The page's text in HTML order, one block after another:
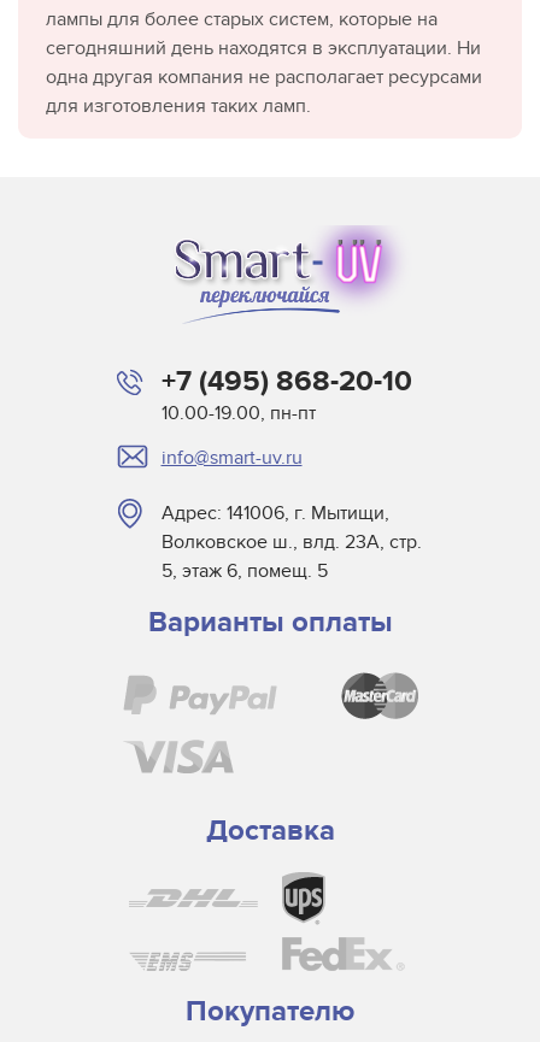
лампы для более старых систем, которые на
сегодняшний день находятся в эксплуатации. Ни
одна другая компания не располагает ресурсами
для изготовления таких ламп.
+7 (495) 868-20-10
10.00-19.00, пн-пт
info@smart-uv.ru
Адрес: 141006, г. Мытищи,
Волковское ш., влд. 23А, стр.
5, этаж 6, помещ. 5
Варианты оплаты
Доставка
Покупателю